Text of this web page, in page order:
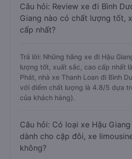
Câu hỏi: Review xe đi Bình
Giang nào có chất lượng tốt,
cấp nhất?
Trả lời: Những hãng xe đi Hậu
lượng tốt, xuất sắc, cao cấp nhất
Phát, nhà xe Thanh Loan đi Bình
với điểm chất lượng là 4.8/5 dựa
của khách hàng).
Câu hỏi: Có loại xe Hậu
dành cho cặp đôi, xe
không?